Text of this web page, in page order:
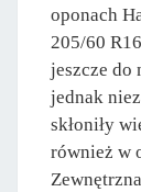
oponach
205/60
jeszcze do
jednak
skłoniły
również w